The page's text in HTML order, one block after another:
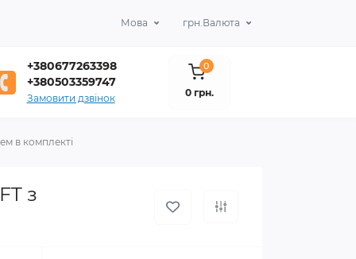
Мова грн.Валюта
+380677263398
+380503359747
Замовити дзвінок
0
0 грн.
в комплекті
з